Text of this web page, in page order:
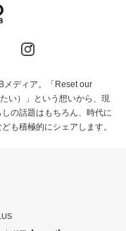
メディア。「Reset our
い）」という想いから、現
の話題はもちろん、時代に
も積極的にシェアします。